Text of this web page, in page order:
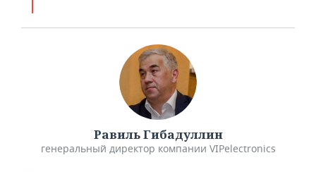
Равиль Гибадуллин
генеральный директор компании VIPelectronics